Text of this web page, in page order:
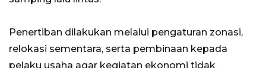
Penertiban dilakukan melalui pengaturan zonasi,
relokasi sementara, serta pembinaan kepada
pelaku usaha agar kegiatan ekonomi tidak